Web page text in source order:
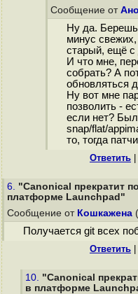
Сообщение от
Ну да.
минус
старый, ещё с
И что мне,
собрать? А
обновляться
Ну вот мне
позволить -
если нет?
snap/flat/
то, тогда
Ответить
6. "Canonical прекратит
платформе Launchpad"
Сообщение от Кошкажена
Получается git всех
Ответить
10. "Canonical
в платформе